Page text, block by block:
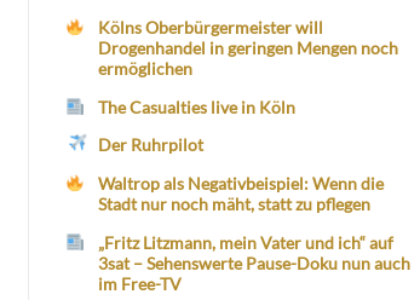
Kölns Oberbürgermeister will
Drogenhandel in geringen Mengen noch
ermöglichen
The Casualties live in Köln
Der Ruhrpilot
Waltrop als Negativbeispiel: Wenn die
Stadt nur noch mäht, statt zu pflegen
„Fritz Litzmann, mein Vater und ich“ auf
3sat – Sehenswerte Pause-Doku nun auch
im Free-TV